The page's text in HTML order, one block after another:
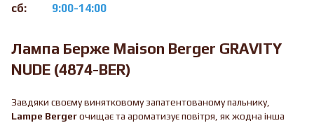
сб:
9:00-14:00
Лампа Берже Maison Berger GRAVITY
NUDE (4874-BER)
Завдяки своєму винятковому запатентованому пальнику,
Lampe Bergerочищає та ароматизує повітря, як жодна інша